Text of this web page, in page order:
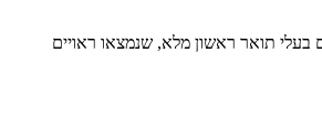
בעלי תואר ראשון מלא, שנמצאו ראויים